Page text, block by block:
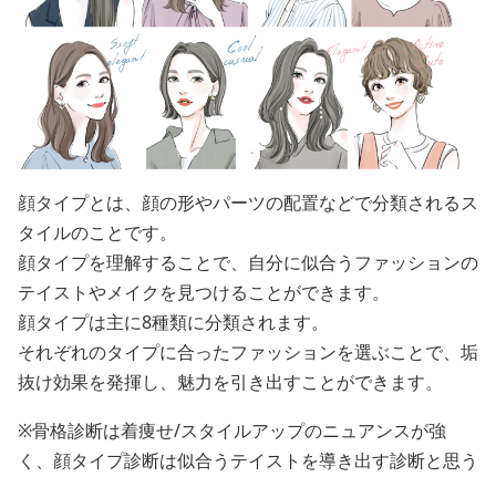
顔タイプとは、顔の形やパーツの配置などで分類されるス
タイルのことです。
顔タイプを理解することで、自分に似合うファッションの
テイストやメイクを見つけることができます。
顔タイプは主に8種類に分類されます。
それぞれのタイプに合ったファッションを選ぶことで、垢
抜け効果を発揮し、魅力を引き出すことができます。
※骨格診断は着痩せ/スタイルアップのニュアンスが強
く、顔タイプ診断は似合うテイストを導き出す診断と思う